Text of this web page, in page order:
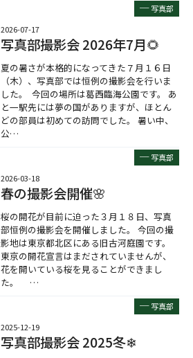
─写真部
2026-07-17
写真部撮影会 2026年7月🌻
夏の暑さが本格的になってきた７月１６日
（木）、写真部では恒例の撮影会を行いま
した。 今回の場所は葛西臨海公園です。 あ
と一駅先には夢の国がありますが、ほとん
どの部員は初めての訪問でした。 暑い中、
公…
─写真部
2026-03-18
春の撮影会開催🌸
桜の開花が目前に迫った３月１８日、写真
部恒例の撮影会を開催しました。 今回の撮
影地は東京都北区にある旧古河庭園です。
東京の開花宣言はまだされていませんが、
花を開いている桜を見ることができまし
た。 …
─写真部
2025-12-19
写真部撮影会 2025冬❄